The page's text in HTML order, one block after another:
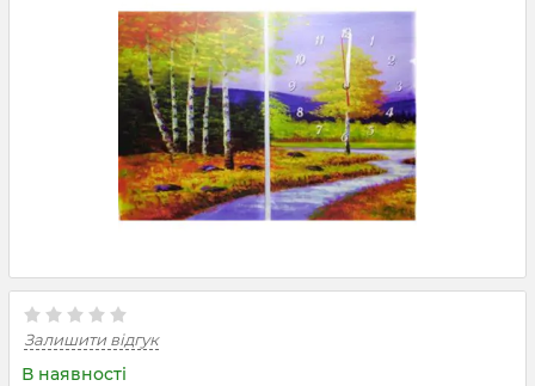
Залишити відгук
В наявності